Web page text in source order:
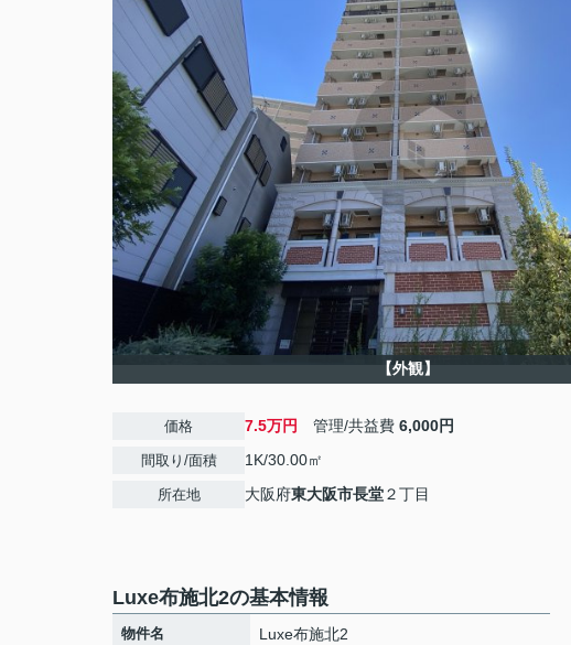
【外観】
価格 7.5万円 管理/共益費 6,000円
間取り/面積 1K/30.00㎡
所在地 大阪府東大阪市長堂２丁目
Luxe布施北2の基本情報
物件名 Luxe布施北2